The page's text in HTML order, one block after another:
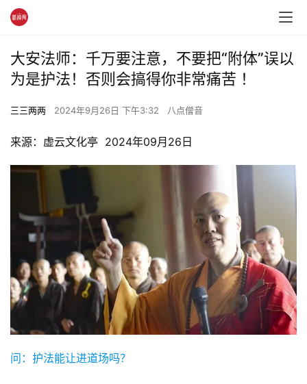
大安法师：千万要注意，不要把“附体”误以
为是护法！否则会搞得你非常痛苦 ！
三三两两 2024年9月26日 下午3:32 八点僧音
来源：虚云文化亭  2024年09月26日
问：护法能让进道场吗？